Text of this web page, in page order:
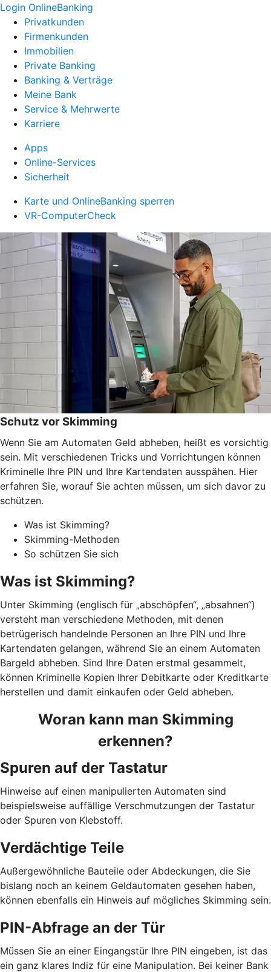
Login OnlineBanking
Privatkunden
Firmenkunden
Immobilien
Private Banking
Banking & Verträge
Meine Bank
Service & Mehrwerte
Karriere
Apps
Online-Services
Sicherheit
Karte und OnlineBanking sperren
VR-ComputerCheck
Schutz vor Skimming
Wenn Sie am Automaten Geld abheben, heißt es vorsichtig
sein. Mit verschiedenen Tricks und Vorrichtungen können
Kriminelle Ihre PIN und Ihre Kartendaten ausspähen. Hier
erfahren Sie, worauf Sie achten müssen, um sich davor zu
schützen.
Was ist Skimming?
Skimming-Methoden
So schützen Sie sich
Was ist Skimming?
Unter Skimming (englisch für „abschöpfen“, „absahnen“)
versteht man verschiedene Methoden, mit denen
betrügerisch handelnde Personen an Ihre PIN und Ihre
Kartendaten gelangen, während Sie an einem Automaten
Bargeld abheben. Sind Ihre Daten erstmal gesammelt,
können Kriminelle Kopien Ihrer Debitkarte oder Kreditkarte
herstellen und damit einkaufen oder Geld abheben.
Woran kann man Skimming
erkennen?
Spuren auf der Tastatur
Hinweise auf einen manipulierten Automaten sind
beispielsweise auffällige Verschmutzungen der Tastatur
oder Spuren von Klebstoff.
Verdächtige Teile
Außergewöhnliche Bauteile oder Abdeckungen, die Sie
bislang noch an keinem Geldautomaten gesehen haben,
können ebenfalls ein Hinweis auf mögliches Skimming sein.
PIN-Abfrage an der Tür
Müssen Sie an einer Eingangstür Ihre PIN eingeben, ist das
ein ganz klares Indiz für eine Manipulation. Bei keiner Bank